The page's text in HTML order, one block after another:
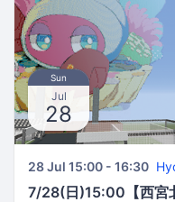
Sun
Jul
28
28 Jul 15:00 - 16:30
7/28(日)15:00【西宮